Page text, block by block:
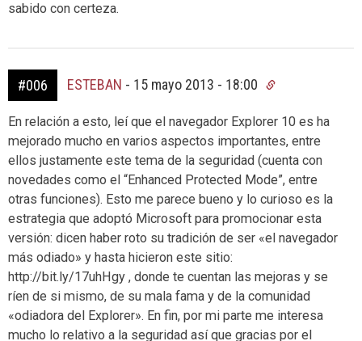
sabido con certeza.
#006 ESTEBAN - 15 mayo 2013 - 18:00
En relación a esto, leí que el navegador Explorer 10 es ha
mejorado mucho en varios aspectos importantes, entre
ellos justamente este tema de la seguridad (cuenta con
novedades como el “Enhanced Protected Mode”, entre
otras funciones). Esto me parece bueno y lo curioso es la
estrategia que adoptó Microsoft para promocionar esta
versión: dicen haber roto su tradición de ser «el navegador
más odiado» y hasta hicieron este sitio:
http://bit.ly/17uhHgy , donde te cuentan las mejoras y se
ríen de si mismo, de su mala fama y de la comunidad
«odiadora del Explorer». En fin, por mi parte me interesa
mucho lo relativo a la seguridad así que gracias por el